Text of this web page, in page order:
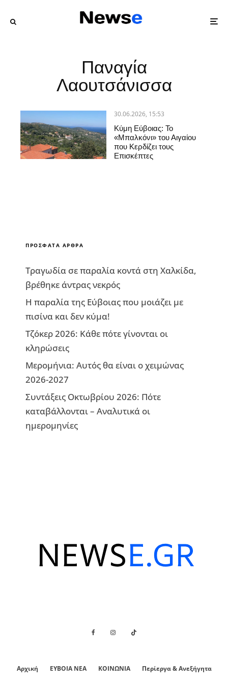
Παναγία
Λαουτσάνισσα
30.06.2026, 15:53
Κύμη Εύβοιας: Το
«Μπαλκόνι» του Αιγαίου
που Κερδίζει τους
Επισκέπτες
ΠΡΌΣΦΑΤΑ ΆΡΘΡΑ
Τραγωδία σε παραλία κοντά στη Χαλκίδα,
βρέθηκε άντρας νεκρός
Η παραλία της Εύβοιας που μοιάζει με
πισίνα και δεν κύμα!
Τζόκερ 2026: Κάθε πότε γίνονται οι
κληρώσεις
Μερομήνια: Αυτός θα είναι ο χειμώνας
2026-2027
Συντάξεις Οκτωβρίου 2026: Πότε
καταβάλλονται – Αναλυτικά οι
ημερομηνίες
Αρχική ΕΥΒΟΙΑ ΝΕΑ ΚΟΙΝΩΝΙΑ Περίεργα & Ανεξήγητα